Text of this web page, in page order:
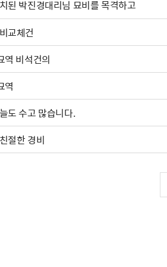
된 박진경대리님 묘비를 목격하고
교체건
역 비석건의
역
도 수고 많습니다.
절한 경비